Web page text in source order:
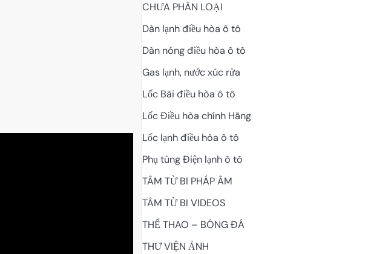
CHƯA PHÂN LOẠI
Dàn lạnh điều hòa ô tô
Dàn nóng điều hòa ô tô
Gas lạnh, nước xúc rửa
Lốc Bãi điều hòa ô tô
Lốc Điều hòa chính Hãng
Lốc lạnh điều hòa ô tô
Phụ tùng Điện lạnh ô tô
TÂM TỪ BI PHÁP ÂM
TÂM TỪ BI VIDEOS
THỂ THAO – BÓNG ĐÁ
THƯ VIỆN ẢNH